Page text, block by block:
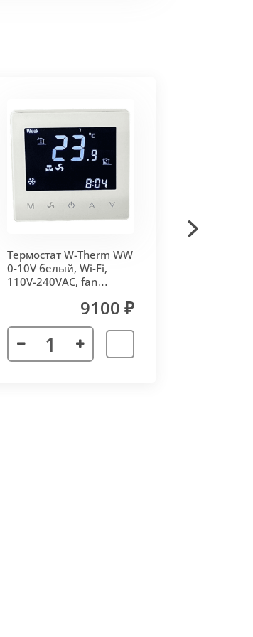
на внешний вид и
соединении
в единую
дном,
Термостат W-Therm WW
0-10V белый, Wi-Fi,
110V-240VAC, fan
9100 ₽